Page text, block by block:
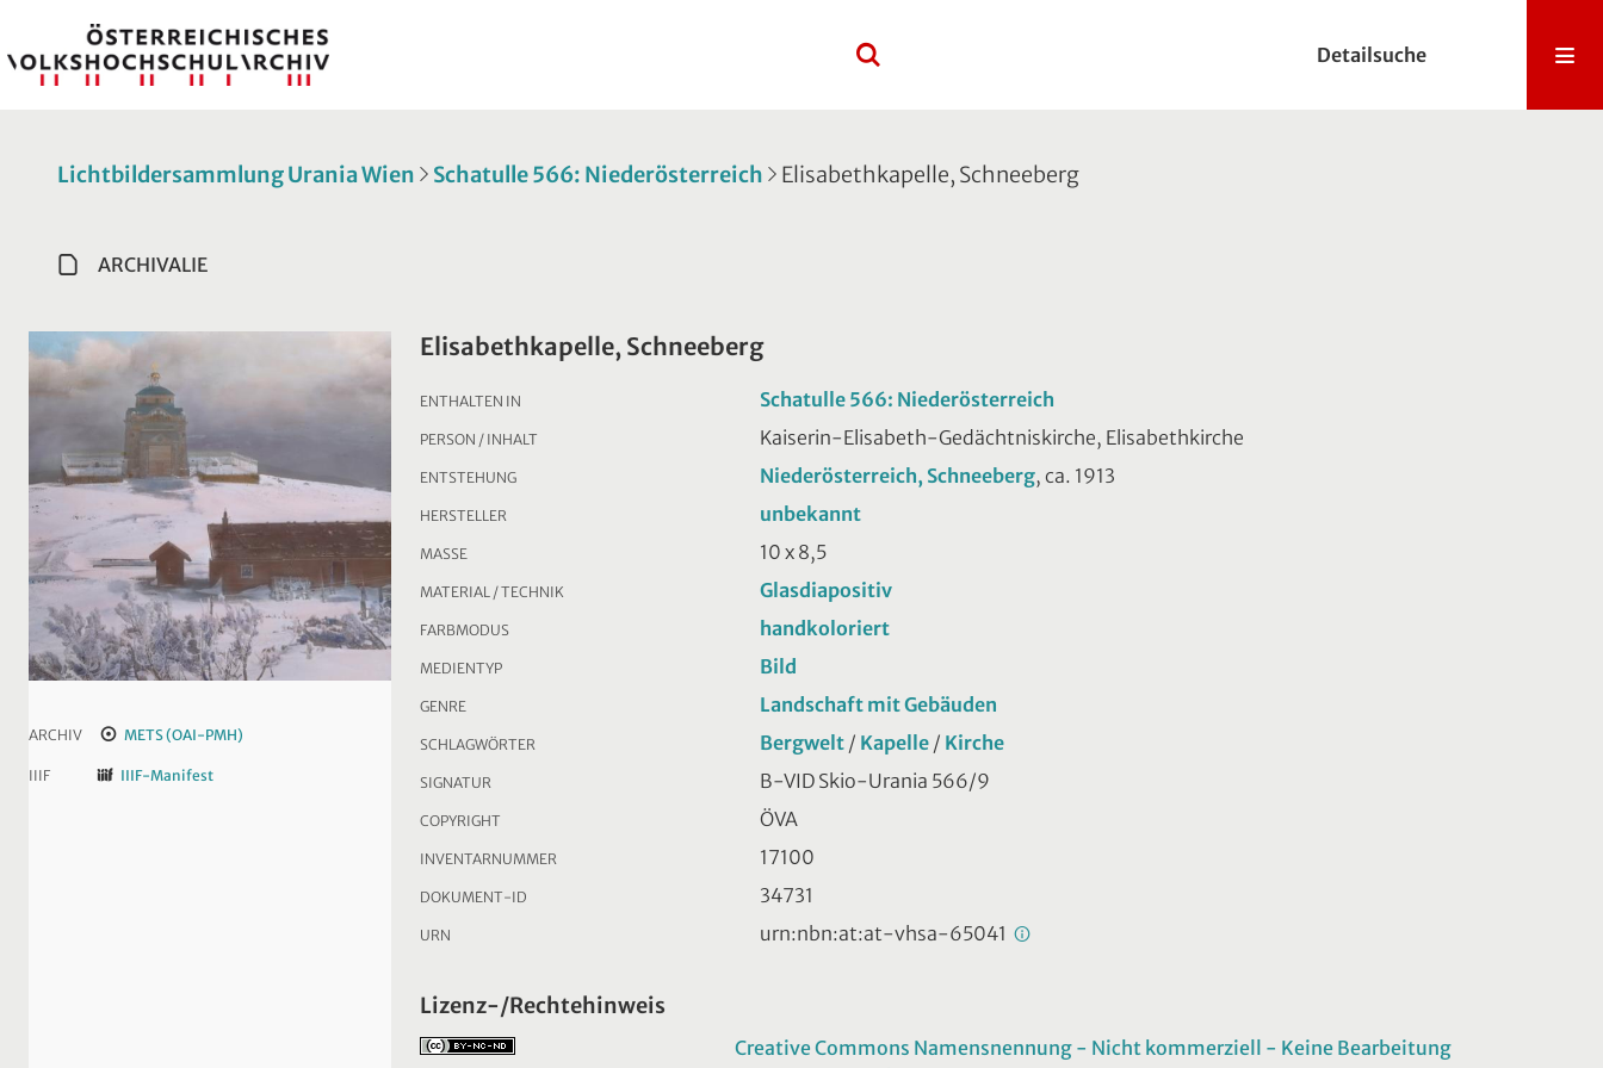
Detailsuche
Lichtbildersammlung Urania Wien Schatulle 566: Niederösterreich Elisabethkapelle, Schneeberg
ARCHIVALIE
ARCHIV METS (OAI-PMH)
IIIF IIIF-Manifest
Elisabethkapelle, Schneeberg
ENTHALTEN IN Schatulle 566: Niederösterreich
PERSON / INHALT Kaiserin-Elisabeth-Gedächtniskirche, Elisabethkirche
ENTSTEHUNG Niederösterreich, Schneeberg, ca. 1913
HERSTELLER unbekannt
MASSE 10 x 8,5
MATERIAL / TECHNIK Glasdiapositiv
FARBMODUS handkoloriert
MEDIENTYP Bild
GENRE Landschaft mit Gebäuden
SCHLAGWÖRTER Bergwelt / Kapelle / Kirche
SIGNATUR B-VID Skio-Urania 566/9
COPYRIGHT ÖVA
INVENTARNUMMER 17100
DOKUMENT-ID 34731
URN urn:nbn:at:at-vhsa-65041
Lizenz-/Rechtehinweis
Creative Commons Namensnennung - Nicht kommerziell - Keine Bearbeitung